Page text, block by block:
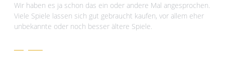
Wir haben es ja schon das ein oder andere Mal angesprochen.
Viele Spiele lassen sich gut gebraucht kaufen, vor allem eher
unbekannte oder noch besser ältere Spiele.